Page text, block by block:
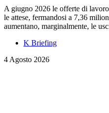
A giugno 2026 le offerte di
le attese, fermandosi a 7,36
aumentano, marginalmente, le
K Briefing
4 Agosto 2026